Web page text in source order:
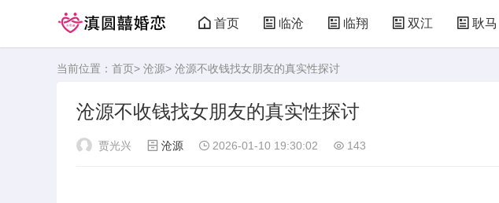
首页 临沧 临翔 双江 耿马
当前位置： 首页> 沧源> 沧源不收钱找女朋友的真实性探讨
沧源不收钱找女朋友的真实性探讨
贾光兴 沧源 2026-01-10 19:30:02 143